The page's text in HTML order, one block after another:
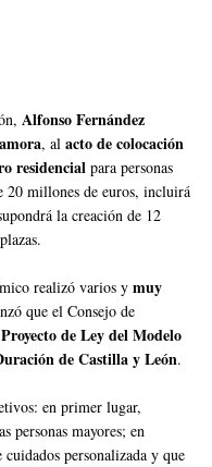
Alfonso Fernández
, al acto de colocación
residencial para personas
20 millones de euros, incluirá
la creación de 12
realizó varios y muy
que el Consejo de
de Ley del Modelo
de Castilla y León.
en primer lugar,
personas mayores; en
personalizada y que